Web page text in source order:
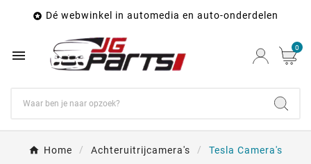
 Dé webwinkel in automedia en auto-onderdelen
 0
Home Achteruitrijcamera's Tesla Camera's